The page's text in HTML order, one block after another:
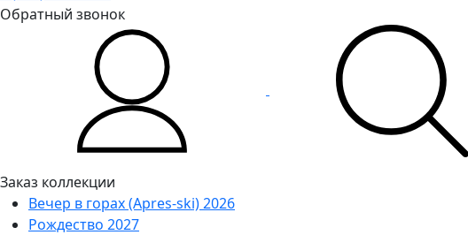
Обратный звонок
Заказ коллекции
Вечер в горах (Apres-ski) 2026
Рождество 2027